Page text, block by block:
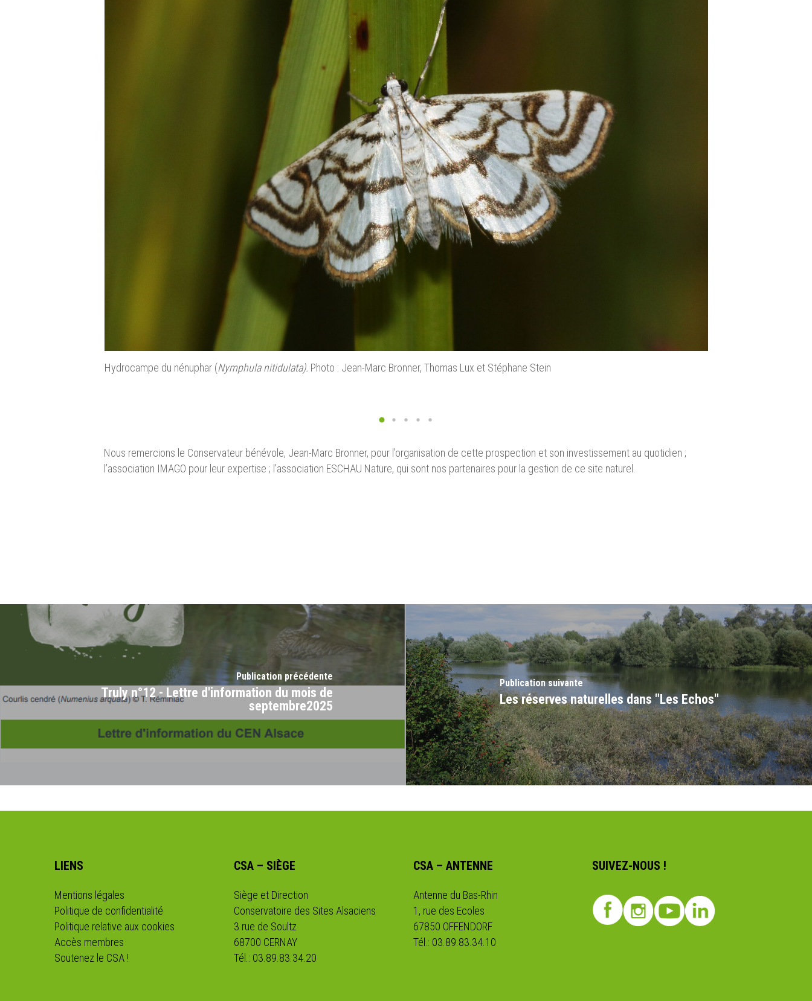
Hydrocampe du nénuphar (Nymphula nitidulata). Photo : Jean-Marc Bronner, Thomas Lux et Stéphane Stein
Nous remercions le Conservateur bénévole, Jean-Marc Bronner, pour l’organisation de cette prospection et son investissement au quotidien ;
l’association IMAGO pour leur expertise ; l’association ESCHAU Nature, qui sont nos partenaires pour la gestion de ce site naturel.
Publication précédente
Truly n°12 - Lettre d'information du mois de
septembre2025
Publication suivante
Les réserves naturelles dans "Les Echos"
LIENS
Mentions légales
Politique de confidentialité
Politique relative aux cookies
Accès membres
Soutenez le CSA !
CSA – SIÈGE
Siège et Direction
Conservatoire des Sites Alsaciens
3 rue de Soultz
68700 CERNAY
Tél.: 03.89.83.34.20
CSA – ANTENNE
Antenne du Bas-Rhin
1, rue des Ecoles
67850 OFFENDORF
Tél.: 03.89.83.34.10
SUIVEZ-NOUS !